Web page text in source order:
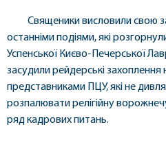
Священики висловили свою
останніми подіями, які
Успенської Києво-Печерської
засудили рейдерські захоплення
представниками ПЦУ, які не
розпалювати релігійну
ряд кадрових питань.